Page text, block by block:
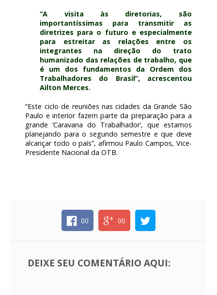
“A visita às diretorias, são
importantíssimas para transmitir as
diretrizes para o futuro e especialmente
para estreitar as relações entre os
integrantes na direção do trato
humanizado das relações de trabalho, que
é um dos fundamentos da Ordem dos
Trabalhadores do Brasil”, acrescentou
Ailton Merces.
“Este ciclo de reuniões nas cidades da Grande São
Paulo e interior fazem parte da preparação para a
grande ‘Caravana do Trabalhador’, que estamos
planejando para o segundo semestre e que deve
alcançar todo o país”, afirmou Paulo Campos, Vice-
Presidente Nacional da OTB.
00 00
DEIXE SEU COMENTÁRIO AQUI: